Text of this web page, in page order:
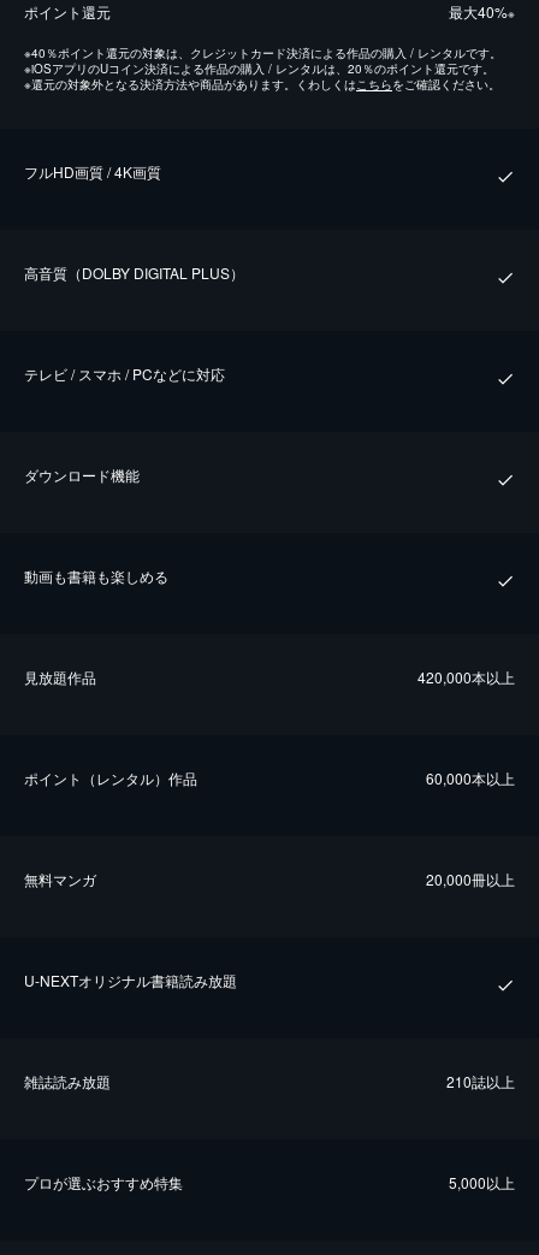
ポイント還元 最⼤40%※
※40％ポイント還元の対象は、クレジットカード決済による作品の購入 / レンタルです。
※iOSアプリのUコイン決済による作品の購入 / レンタルは、20％のポイント還元です。
※還元の対象外となる決済方法や商品があります。くわしくはこちらをご確認ください。
フルHD画質 / 4K画質
⾼⾳質（DOLBY DIGITAL PLUS）
テレビ / スマホ / PCなどに対応
ダウンロード機能
動画も書籍も楽しめる
⾒放題作品 420,000本以上
ポイント（レンタル）作品 60,000本以上
無料マンガ 20,000冊以上
U-NEXTオリジナル書籍読み放題
雑誌読み放題 210誌以上
プロが選ぶおすすめ特集 5,000以上